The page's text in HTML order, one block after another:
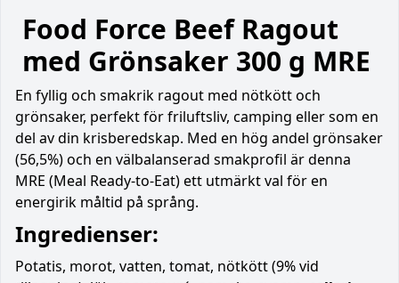
Food Force Beef Ragout
med Grönsaker 300 g MRE
En fyllig och smakrik ragout med nötkött och
grönsaker, perfekt för friluftsliv, camping eller som en
del av din krisberedskap. Med en hög andel grönsaker
(56,5%) och en välbalanserad smakprofil är denna
MRE (Meal Ready-to-Eat) ett utmärkt val för en
energirik måltid på språng.
Ingredienser:
Potatis, morot, vatten, tomat, nötkött (9% vid